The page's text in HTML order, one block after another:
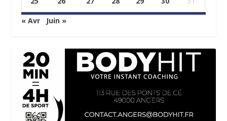
« Avr Juin »